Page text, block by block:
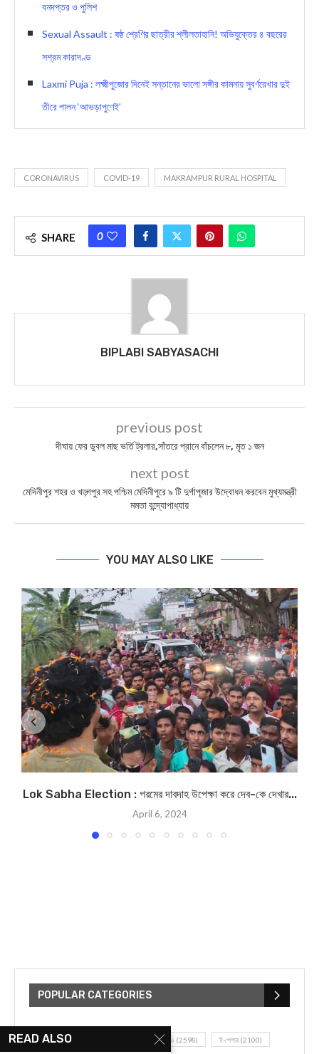
বনদপ্তর ও পুলিশ
Sexual Assault : ষষ্ঠ শ্রেণির ছাত্রীর শ্লীলতাহানি! অভিযুক্তের ৪ বছরের
সশ্রম কারাদণ্ড
Laxmi Puja : লক্ষ্মীপুজোর দিনেই সন্তানের ভালো সঙ্গীর কামনায় সুবর্ণরেখার দুই
তীরে পালন ‘আভড়াপুণেই’
CORONAVIRUS COVID-19 MAKRAMPUR RURAL HOSPITAL
SHARE 0
BIPLABI SABYASACHI
previous post
দীঘায় ফের ডুবল মাছ ভর্তি ট্রলার,সাঁতরে প্রানে বাঁচলেন ৮, মৃত ১ জন
next post
মেদিনীপুর শহর ও খড়্গপুর সহ পশ্চিম মেদিনীপুরে ৯ টি দুর্গাপূজার উদ্বোধন করবেন মুখ্যমন্ত্রী
মমতা বন্দ্যোপাধ্যায়
YOU MAY ALSO LIKE
Lok Sabha Election : গরমের দাবদাহ উপেক্ষা করে দেব-কে দেখার...
April 6, 2024
POPULAR CATEGORIES
UNCATEGORIZED আজকের সেরা ১০ (2598) ই-পেপার (2100)
READ ALSO